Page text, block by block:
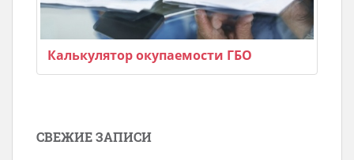
Калькулятор окупаемости ГБО
СВЕЖИЕ ЗАПИСИ